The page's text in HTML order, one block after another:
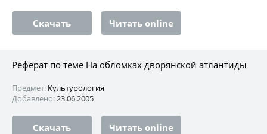
Скачать Читать online
Реферат по теме На обломках дворянской атлантиды
Предмет: Культурология
Добавлено:23.06.2005
Скачать Читать online